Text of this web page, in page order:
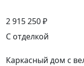
2 915 250 ₽
С отделкой
Каркасный дом с